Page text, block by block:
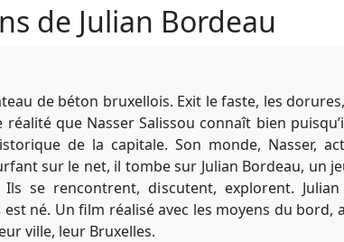
de Julian Bordeau
de béton bruxellois. Exit le faste, les
que Nasser Salissou connaît bien
de la capitale. Son monde, Nasser,
sur le net, il tombe sur Julian Bordeau, un
se rencontrent, discutent, explorent.
est né. Un film réalisé avec les moyens du bord,
ville, leur Bruxelles.